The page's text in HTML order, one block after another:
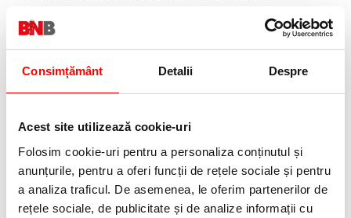
Consimțământ Detalii Despre
Acest site utilizează cookie-uri
Folosim cookie-uri pentru a personaliza conținutul și
anunțurile, pentru a oferi funcții de rețele sociale și pentru
a analiza traficul. De asemenea, le oferim partenerilor de
rețele sociale, de publicitate și de analize informații cu
Datorită combinației dintre
calitatea materialelor și precizia
scrierii, Parker Vector SS-GT reprezintă o alegere excelentă
Caracteristici principale:
Material corp
Clip și detalii elegante pentru un plus de stil
Scriere fină, constantă și precisă
Construcție solidă
Durabilitate crescută pentru utilizare zilnică
Design ergonomic
Confort sporit în timpul scrisului